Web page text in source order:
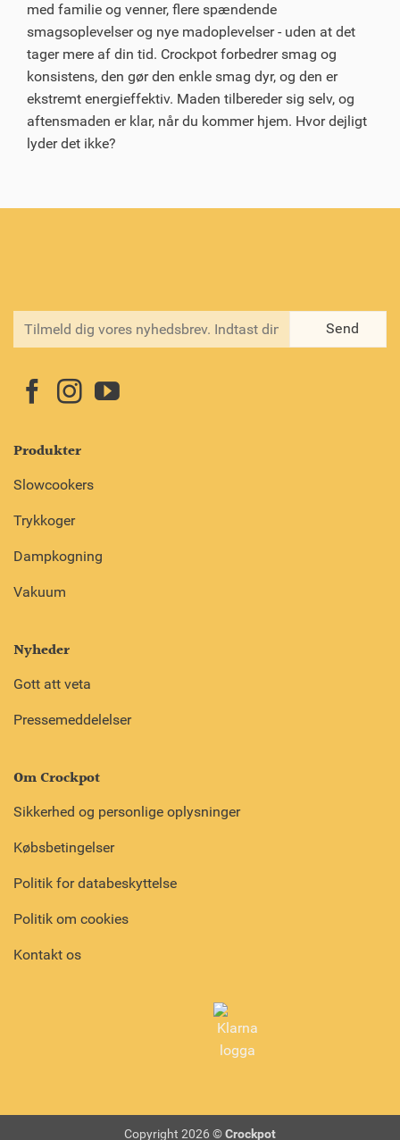
med familie og venner, flere spændende
smagsoplevelser og nye madoplevelser - uden at det
tager mere af din tid. Crockpot forbedrer smag og
konsistens, den gør den enkle smag dyr, og den er
ekstremt energieffektiv. Maden tilbereder sig selv, og
aftensmaden er klar, når du kommer hjem. Hvor dejligt
lyder det ikke?
Produkter
Slowcookers
Trykkoger
Dampkogning
Vakuum
Nyheder
Gott att veta
Pressemeddelelser
Om Crockpot
Sikkerhed og personlige oplysninger
Købsbetingelser
Politik for databeskyttelse
Politik om cookies
Kontakt os
Copyright 2026 ©Crockpot